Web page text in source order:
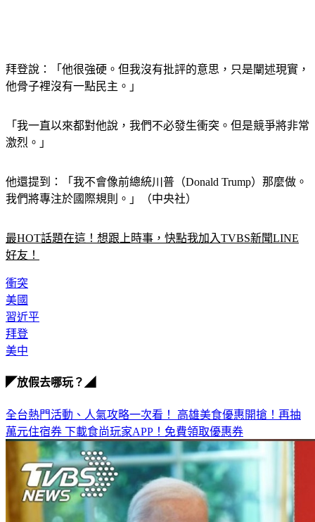
他骨子裡沒有一點民主。」
激烈。」
我們將專注於國際規則。」（中央社）
好友！
美國
習近平
拜登
美中
萬元住宿券下載食尚玩家APP！免費領取優惠券